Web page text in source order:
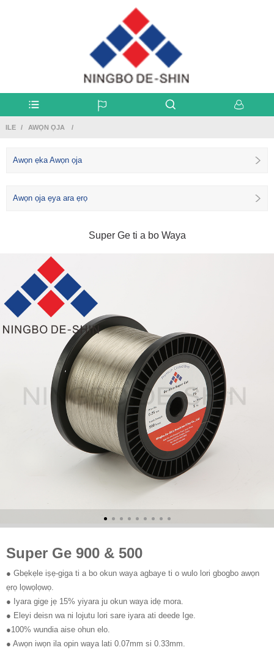
ILE AWỌN ỌJA
Awọn ẹka Awọn ọja
Awọn ọja ẹya ara ẹrọ
Super Ge ti a bo Waya
Super Ge 900 & 500
● Gbẹkẹle iṣẹ-giga ti a bo okun waya agbaye ti o wulo lori gbogbo awọn
ẹrọ lọwọlọwọ.
● Iyara gige jẹ 15% yiyara ju okun waya idẹ mora.
● Eleyi deisn wa ni lojutu lori sare iyara ati deede Ige.
●100% wundia aise ohun elo.
● Awọn iwọn ila opin waya lati 0.07mm si 0.33mm.